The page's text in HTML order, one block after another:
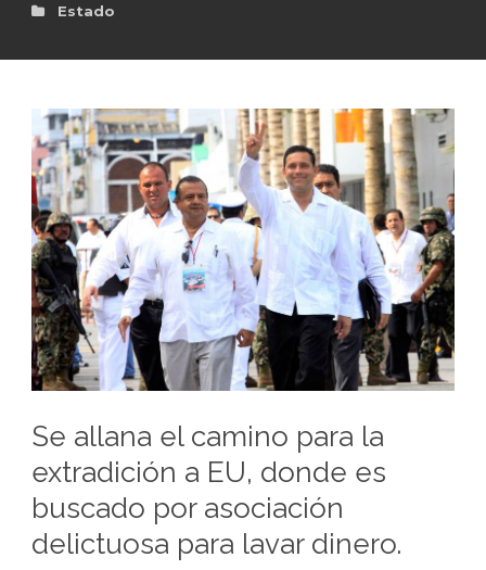
Estado
Se allana el camino para la
extradición a EU, donde es
buscado por asociación
delictuosa para lavar dinero.